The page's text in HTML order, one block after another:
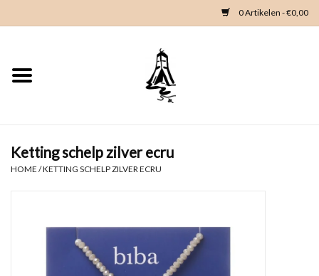
0 Artikelen - €0,00
Home
Kleding
Waterkaart
Ketting schelp zilver ecru
HOME /KETTING SCHELP ZILVER ECRU